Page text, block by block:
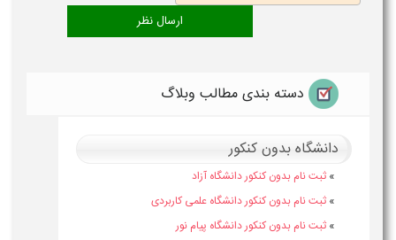
دسته بندی مطالب وبلاگ
دانشگاه بدون کنکور
» ثبت نام بدون کنکور دانشگاه آزاد
» ثبت نام بدون کنکور دانشگاه علمی کاربردی
» ثبت نام بدون کنکور دانشگاه پیام نور